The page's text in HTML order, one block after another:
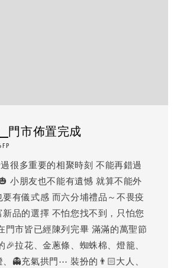
市佈置完成
很多重要的相聚時刻 不能再錯過
小朋友也不能有遺憾 就算不能外
有儀式感 而六分埔禮品～不畏疫
品的選擇 不怕您找不到，只怕您
門市皆已經陳列完畢 滿滿的萬聖節
🎉拉花、金蔥條、蜘蛛棉、燈籠、
👻充氣拱門⋯ 裝扮的👨🏻大人、